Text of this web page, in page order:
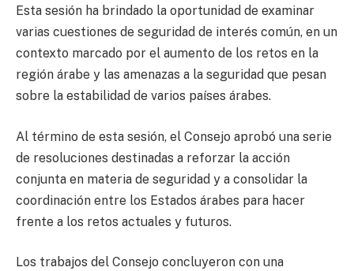
Esta sesión ha brindado la oportunidad de examinar
varias cuestiones de seguridad de interés común, en un
contexto marcado por el aumento de los retos en la
región árabe y las amenazas a la seguridad que pesan
sobre la estabilidad de varios países árabes.
Al término de esta sesión, el Consejo aprobó una serie
de resoluciones destinadas a reforzar la acción
conjunta en materia de seguridad y a consolidar la
coordinación entre los Estados árabes para hacer
frente a los retos actuales y futuros.
Los trabajos del Consejo concluyeron con una